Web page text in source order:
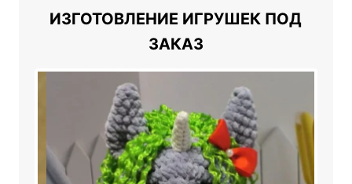
ИЗГОТОВЛЕНИЕ ИГРУШЕК ПОД
ЗАКАЗ